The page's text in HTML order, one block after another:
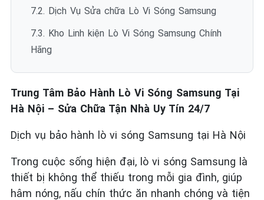
7.2. Dịch Vụ Sửa chữa Lò Vi Sóng Samsung
7.3. Kho Linh kiện Lò Vi Sóng Samsung Chính
Hãng
Trung Tâm Bảo Hành Lò Vi Sóng Samsung Tại
Hà Nội – Sửa Chữa Tận Nhà Uy Tín 24/7
Dịch vụ bảo hành lò vi sóng Samsung tại Hà Nội
Trong cuộc sống hiện đại, lò vi sóng Samsung là
thiết bị không thể thiếu trong mỗi gia đình, giúp
hâm nóng, nấu chín thức ăn nhanh chóng và tiện